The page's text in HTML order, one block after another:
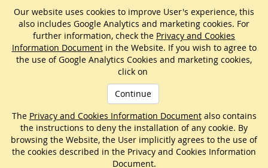
Our website uses cookies to improve User's experience, this
also includes Google Analytics and marketing cookies. For
further information, check the Privacy and Cookies
Information Documentin the Website. If you wish to agree to
the use of Google Analytics Cookies and marketing cookies,
click on
Continue
The Privacy and Cookies Information Documentalso contains
the instructions to deny the installation of any cookie. By
browsing the Website, the User implicitly agrees to the use of
the cookies described in the Privacy and Cookies Information
Document.